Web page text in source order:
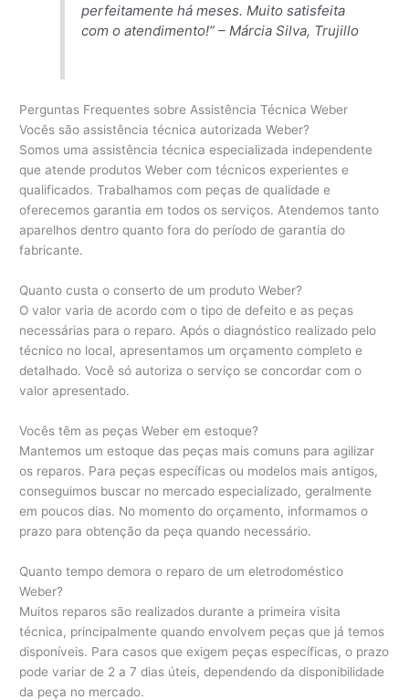
perfeitamente há meses. Muito satisfeita
com o atendimento!” – Márcia Silva, Trujillo
Perguntas Frequentes sobre Assistência Técnica Weber
Vocês são assistência técnica autorizada Weber?
Somos uma assistência técnica especializada independente
que atende produtos Weber com técnicos experientes e
qualificados. Trabalhamos com peças de qualidade e
oferecemos garantia em todos os serviços. Atendemos tanto
aparelhos dentro quanto fora do período de garantia do
fabricante.
Quanto custa o conserto de um produto Weber?
O valor varia de acordo com o tipo de defeito e as peças
necessárias para o reparo. Após o diagnóstico realizado pelo
técnico no local, apresentamos um orçamento completo e
detalhado. Você só autoriza o serviço se concordar com o
valor apresentado.
Vocês têm as peças Weber em estoque?
Mantemos um estoque das peças mais comuns para agilizar
os reparos. Para peças específicas ou modelos mais antigos,
conseguimos buscar no mercado especializado, geralmente
em poucos dias. No momento do orçamento, informamos o
prazo para obtenção da peça quando necessário.
Quanto tempo demora o reparo de um eletrodoméstico
Weber?
Muitos reparos são realizados durante a primeira visita
técnica, principalmente quando envolvem peças que já temos
disponíveis. Para casos que exigem peças específicas, o prazo
pode variar de 2 a 7 dias úteis, dependendo da disponibilidade
da peça no mercado.